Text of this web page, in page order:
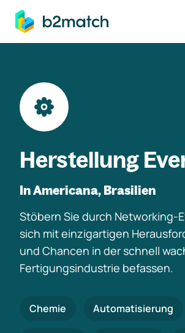
springen
Herstellung
In Americana, Brasilien
Stöbern Sie durch Networking-
sich mit einzigartigen
und Chancen in der schnell
Fertigungsindustrie befassen.
Chemie Automatisierung